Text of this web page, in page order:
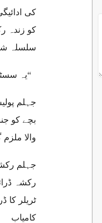
کی
کو زندہ
سلسلہ
“یہ
بچے کو
والا
جہلم
رکشہ
ٹریلر کا
کامیاب